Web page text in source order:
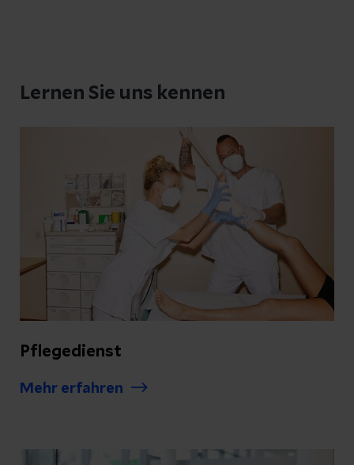
Lernen Sie uns kennen
Pflegedienst
Mehr erfahren